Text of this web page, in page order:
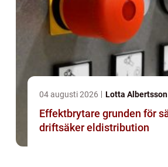
04 augusti 2026 Lotta Albertsson
Effektbrytare grunden för säker och
driftsäker eldistribution